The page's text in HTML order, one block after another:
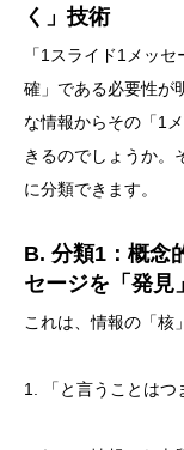
く」技術
「1スライド1メッ
確」である必要性が
な情報からその「1
きるのでしょうか。
に分類できます。
B. 分類1：概念
セージを「発見
これは、情報の「核
1. 「と言うことは